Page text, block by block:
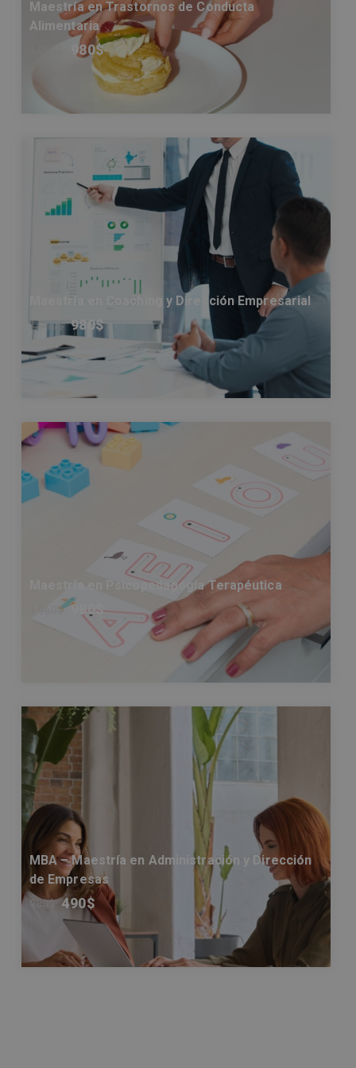
Maestría en Trastornos de Conducta
Alimentaria
980$
Maestría en Coaching y Dirección Empresarial
1.960 $ 980$
Maestría en Psicopedagogía Terapéutica
$ 980$
MBA – Maestría en Administración y Dirección
de Empresas
980$ 490$